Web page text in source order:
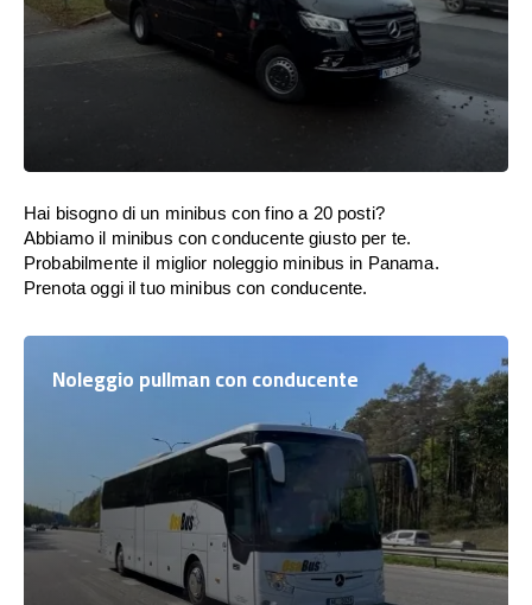
Hai bisogno di un minibus con fino a 20 posti?
Abbiamo il minibus con conducente giusto per te.
Probabilmente il miglior noleggio minibus in Panama.
Prenota oggi il tuo minibus con conducente.
Noleggio pullman con conducente